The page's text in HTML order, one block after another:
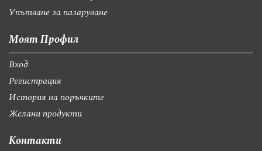
Упътване за пазаруване
Моят Профил
Вход
Регистрация
История на поръчките
Желани продукти
Контакти